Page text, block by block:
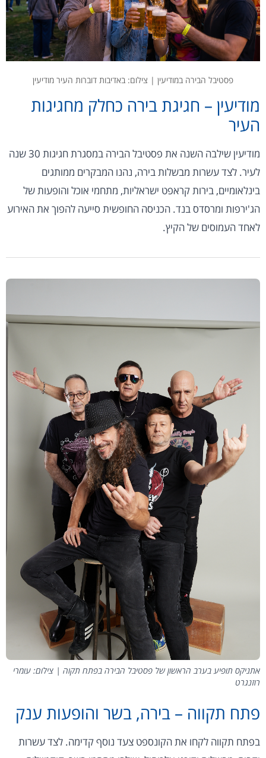
פסטיבל הבירה במודיעין | צילום: באדיבות דוברות העיר מודיעין
מודיעין – חגיגת בירה כחלק מחגיגות
העיר
מודיעין שילבה השנה את פסטיבל הבירה במסגרת חגיגות 30 שנה
לעיר. לצד עשרות מבשלות בירה, נהנו המבקרים ממותגים
בינלאומיים, בירות קראפט ישראליות, מתחמי אוכל והופעות של
הג'ירפות ומרסדס בנד. הכניסה החופשית סייעה להפוך את האירוע
לאחד העמוסים של הקיץ.
אתניקס תופיע בערב הראשון של פסטיבל הבירה בפתח תקוה | צילום: עומרי
רוזנגרט
פתח תקווה – בירה, בשר והופעות ענק
בפתח תקווה לקחו את הקונספט צעד נוסף קדימה. לצד עשרות